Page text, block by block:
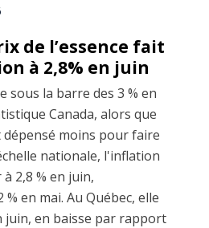
de l’essence fait
à 2,8% en juin
sous la barre des 3 % en
Canada, alors que
moins pour faire
nationale, l'inflation
2,8 % en juin,
en mai. Au Québec, elle
juin, en baisse par rapport